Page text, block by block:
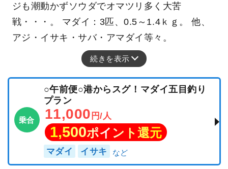
ジも潮動かずソウダでオマツリ多く大苦
戦・・・。 マダイ：3匹、0.5～1.4ｋｇ。 他、
アジ・イサキ・サバ・アマダイ等々。
続きを表示
乗合
○午前便○港からスグ！マダイ五目釣り
プラン
11,000 円/人
1,500ポイント還元
マダイ イサキ